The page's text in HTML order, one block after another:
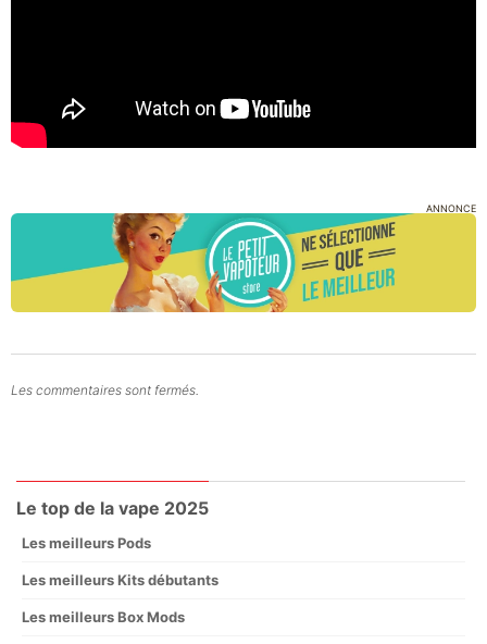
ANNONCE
Les commentaires sont fermés.
Le top de la vape 2025
Les meilleurs Pods
Les meilleurs Kits débutants
Les meilleurs Box Mods